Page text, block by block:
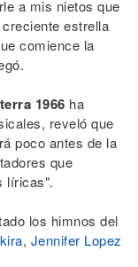
a mis nietos que
estrella
comience la
1966 ha
reveló que
poco antes de la
que
líricas".
los himnos del
, Jennifer Lopez